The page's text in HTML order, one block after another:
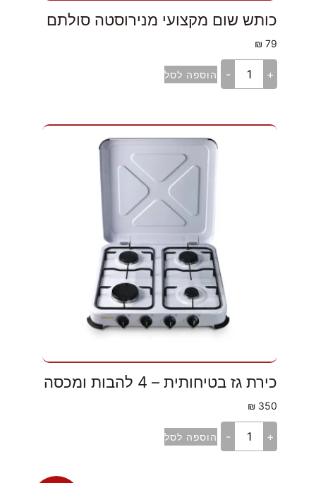
כותש שום מקצועי מנירוסטה סולתם
79
₪
+
- הוספה לסל
כירת גז בטיחותית – 4 להבות ומכסה
350
₪
+
- הוספה לסל